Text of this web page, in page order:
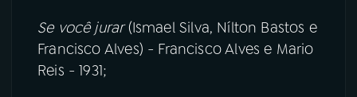
Se você jurar(Ismael Silva, Nílton Bastos e
Francisco Alves) - Francisco Alves e Mario
Reis - 1931;